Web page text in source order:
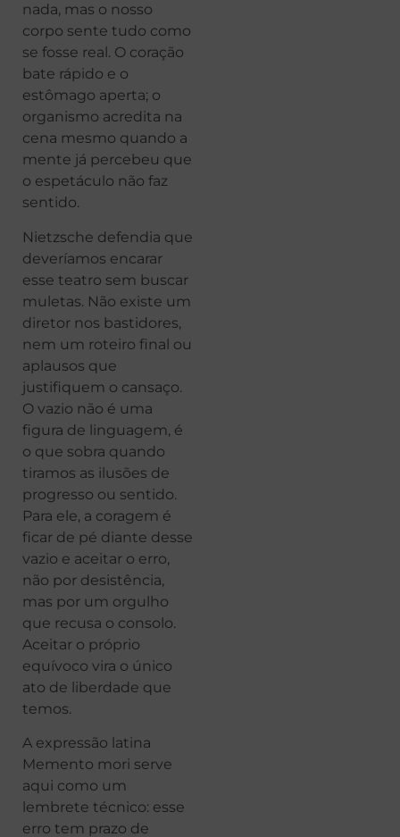
nada, mas o nosso
corpo sente tudo como
se fosse real. O coração
bate rápido e o
estômago aperta; o
organismo acredita na
cena mesmo quando a
mente já percebeu que
o espetáculo não faz
sentido.
Nietzsche defendia que
deveríamos encarar
esse teatro sem buscar
muletas. Não existe um
diretor nos bastidores,
nem um roteiro final ou
aplausos que
justifiquem o cansaço.
O vazio não é uma
figura de linguagem, é
o que sobra quando
tiramos as ilusões de
progresso ou sentido.
Para ele, a coragem é
ficar de pé diante desse
vazio e aceitar o erro,
não por desistência,
mas por um orgulho
que recusa o consolo.
Aceitar o próprio
equívoco vira o único
ato de liberdade que
temos.
A expressão latina
Memento mori serve
aqui como um
lembrete técnico: esse
erro tem prazo de